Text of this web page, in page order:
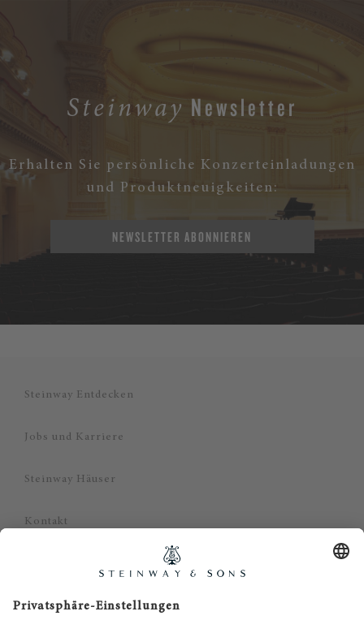
Steinway Newsletter
Erhalten Sie persönliche Konzerteinladungen
und Produktneuigkeiten:
NEWSLETTER ABONNIEREN
Steinway Entdecken
Jobs und Karriere
Steinway Häuser
Kontakt
Impressum